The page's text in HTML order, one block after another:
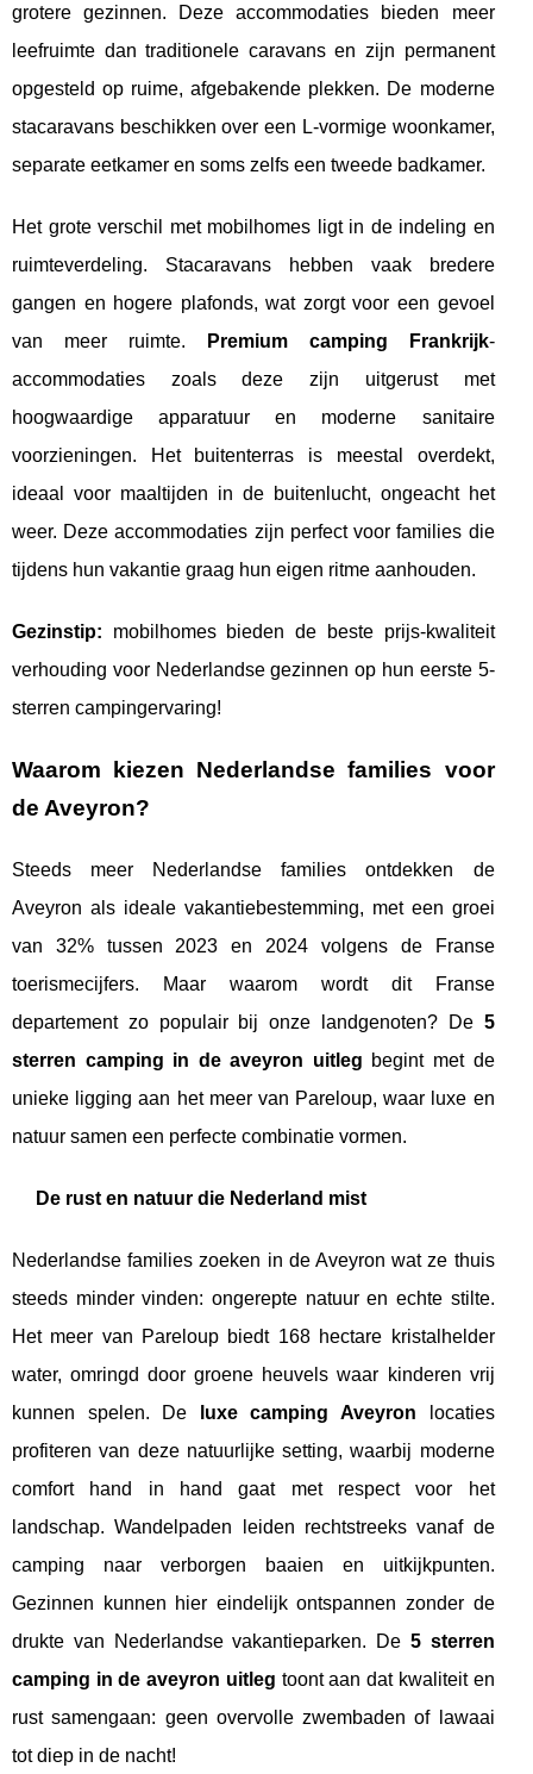
grotere gezinnen. Deze accommodaties bieden meer
leefruimte dan traditionele caravans en zijn permanent
opgesteld op ruime, afgebakende plekken. De moderne
stacaravans beschikken over een L-vormige woonkamer,
separate eetkamer en soms zelfs een tweede badkamer.
Het grote verschil met mobilhomes ligt in de indeling en
ruimteverdeling. Stacaravans hebben vaak bredere
gangen en hogere plafonds, wat zorgt voor een gevoel
van meer ruimte.
Premium camping Frankrijk-
accommodaties zoals deze zijn uitgerust met
hoogwaardige apparatuur en moderne sanitaire
voorzieningen. Het buitenterras is meestal overdekt,
ideaal voor maaltijden in de buitenlucht, ongeacht het
weer. Deze accommodaties zijn perfect voor families die
tijdens hun vakantie graag hun eigen ritme aanhouden.
Gezinstip: mobilhomes bieden de beste prijs-kwaliteit
verhouding voor Nederlandse gezinnen op hun eerste 5-
sterren campingervaring!
Waarom kiezen Nederlandse families voor
de Aveyron?
Steeds meer Nederlandse families ontdekken de
Aveyron als ideale vakantiebestemming, met een groei
van 32% tussen 2023 en 2024 volgens de Franse
toerismecijfers. Maar waarom wordt dit Franse
departement zo populair bij onze landgenoten? De 5
sterren camping in de aveyron uitleg begint met de
unieke ligging aan het meer van Pareloup, waar luxe en
natuur samen een perfecte combinatie vormen.
De rust en natuur die Nederland mist
Nederlandse families zoeken in de Aveyron wat ze thuis
steeds minder vinden: ongerepte natuur en echte stilte.
Het meer van Pareloup biedt 168 hectare kristalhelder
water, omringd door groene heuvels waar kinderen vrij
kunnen spelen. De
luxe camping Aveyron locaties
profiteren van deze natuurlijke setting, waarbij moderne
comfort hand in hand gaat met respect voor het
landschap. Wandelpaden leiden rechtstreeks vanaf de
camping naar verborgen baaien en uitkijkpunten.
Gezinnen kunnen hier eindelijk ontspannen zonder de
drukte van Nederlandse vakantieparken. De 5 sterren
camping in de aveyron uitleg toont aan dat kwaliteit en
rust samengaan: geen overvolle zwembaden of lawaai
tot diep in de nacht!